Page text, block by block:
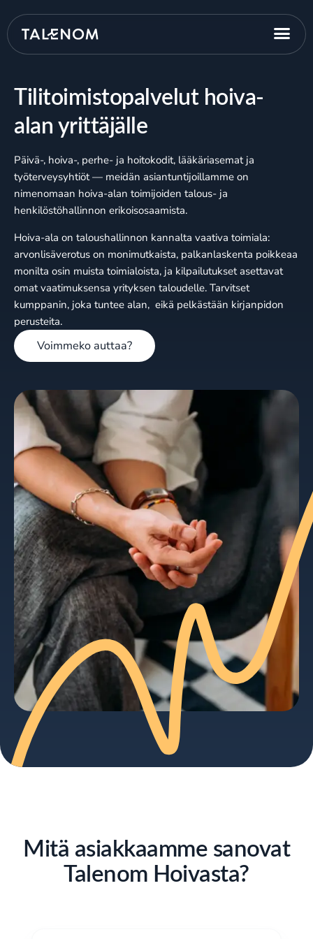
Tilitoimistopalvelut hoiva-
alan yrittäjälle
Päivä-, hoiva-, perhe- ja hoitokodit, lääkäriasemat ja
työterveysyhtiöt — meidän asiantuntijoillamme on
nimenomaan hoiva-alan toimijoiden talous- ja
henkilöstöhallinnon erikoisosaamista.
Hoiva-ala on taloushallinnon kannalta vaativa toimiala:
arvonlisäverotus on monimutkaista, palkanlaskenta poikkeaa
monilta osin muista toimialoista, ja kilpailutukset asettavat
omat vaatimuksensa yrityksen taloudelle. Tarvitset
kumppanin, joka tuntee alan, eikä pelkästään kirjanpidon
perusteita.
Voimmeko auttaa?
Mitä asiakkaamme sanovat
Talenom Hoivasta?